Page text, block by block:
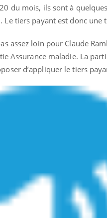
du mois, ils sont à
tiers payant est donc une
assez loin pour Claude
Assurance maladie. La
d’appliquer le tiers
brouillard mental ou
Les symptômes de la
sont multiples ce qui la